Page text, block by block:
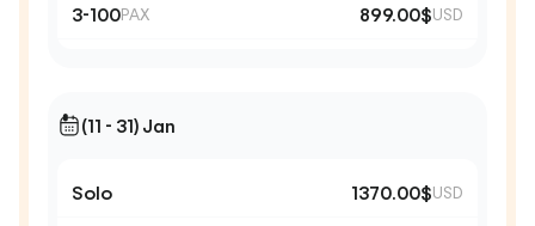
3-100PAX 899.00$USD
(11 - 31) Jan
Solo 1370.00$USD